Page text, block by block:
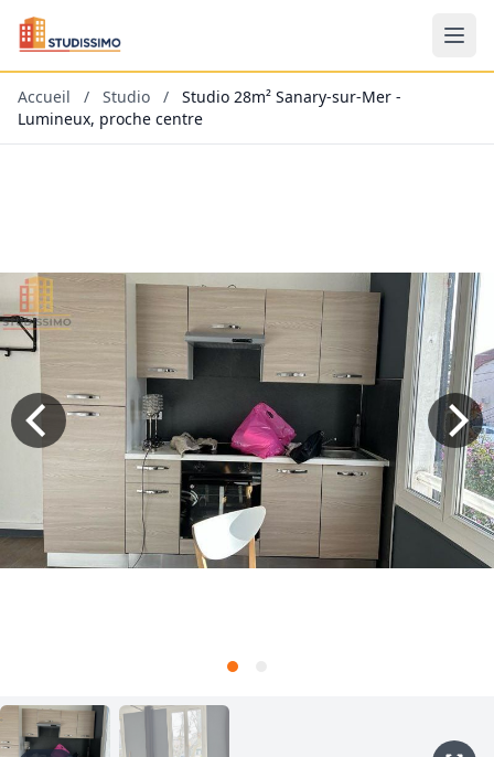
Accueil / Studio /
Studio 28m² Sanary-sur-Mer -
Lumineux, proche centre